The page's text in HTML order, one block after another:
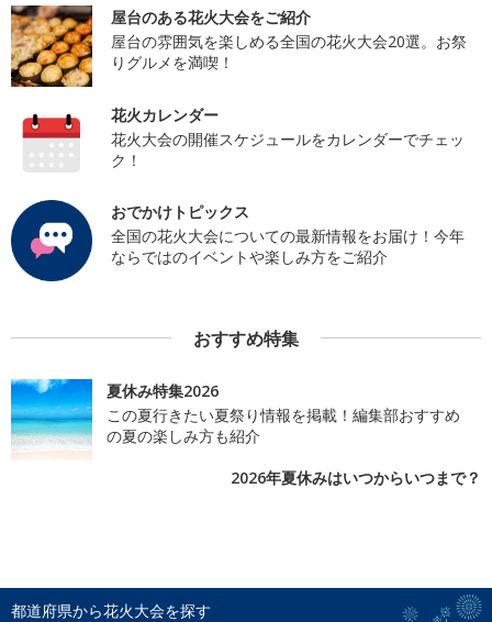
屋台のある花火大会をご紹介
屋台の雰囲気を楽しめる全国の花火大会20選。お祭
りグルメを満喫！
花火カレンダー
花火大会の開催スケジュールをカレンダーでチェッ
ク！
おでかけトピックス
全国の花火大会についての最新情報をお届け！今年
ならではのイベントや楽しみ方をご紹介
おすすめ特集
夏休み特集2026
この夏行きたい夏祭り情報を掲載！編集部おすすめ
の夏の楽しみ方も紹介
2026年夏休みはいつからいつまで？
都道府県から花火大会を探す